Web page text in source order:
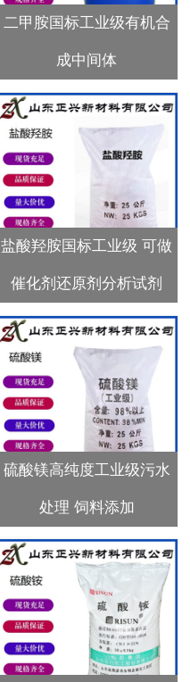
二甲胺国标工业级有机合
成中间体
盐酸羟胺国标工业级 可做
催化剂还原剂分析试剂
硫酸镁高纯度工业级污水
处理 饲料添加